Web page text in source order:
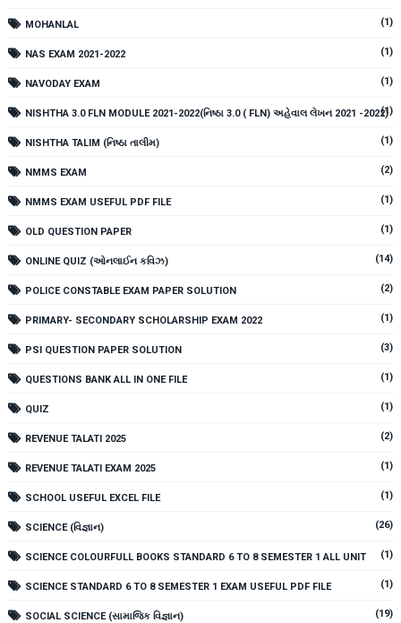
MOHANLAL (1)
NAS EXAM 2021-2022 (1)
NAVODAY EXAM (1)
NISHTHA 3.0 FLN MODULE 2021-2022(નિષ્ઠા 3.0 ( FLN) અહેવાલ લેખન 2021 -2022)(1)
NISHTHA TALIM (નિષ્ઠા તાલીમ) (1)
NMMS EXAM (2)
NMMS EXAM USEFUL PDF FILE (1)
OLD QUESTION PAPER (1)
ONLINE QUIZ (ઓનલાઈન કવિઝ) (14)
POLICE CONSTABLE EXAM PAPER SOLUTION (2)
PRIMARY- SECONDARY SCHOLARSHIP EXAM 2022 (1)
PSI QUESTION PAPER SOLUTION (3)
QUESTIONS BANK ALL IN ONE FILE (1)
QUIZ (1)
REVENUE TALATI 2025 (2)
REVENUE TALATI EXAM 2025 (1)
SCHOOL USEFUL EXCEL FILE (1)
SCIENCE (વિજ્ઞાન) (26)
SCIENCE COLOURFULL BOOKS STANDARD 6 TO 8 SEMESTER 1 ALL UNIT (1)
SCIENCE STANDARD 6 TO 8 SEMESTER 1 EXAM USEFUL PDF FILE (1)
SOCIAL SCIENCE (સામાજિક વિજ્ઞાન) (19)